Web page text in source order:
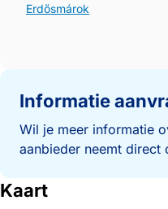
Erdősmárok
Informatie
Wil je meer informatie
aanbieder neemt direct
Kaart